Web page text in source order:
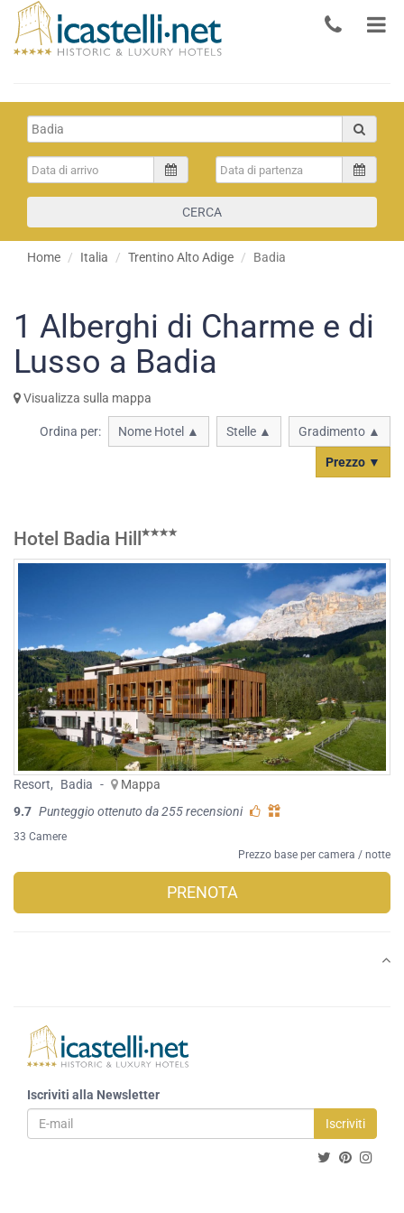
CERCA
Home Italia Trentino Alto Adige Badia
1 Alberghi di Charme e di
Lusso a Badia
Visualizza sulla mappa
Ordina per: Nome Hotel ▲ Stelle ▲ Gradimento ▲
Prezzo ▼
Hotel Badia Hill
Resort, Badia -
Mappa
9.7 Punteggio ottenuto da 255 recensioni
33 Camere
Prezzo base per camera / notte
PRENOTA
Iscriviti alla Newsletter
Iscriviti